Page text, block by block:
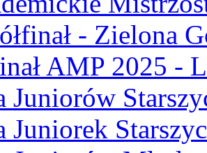
- Zielona
AMP 2025 -
Juniorów
Juniorek